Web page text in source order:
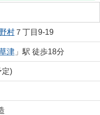
村７丁目9-19
津」駅 徒歩18分
定)